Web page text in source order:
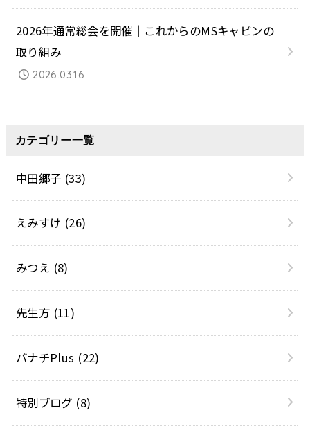
2026年通常総会を開催｜これからのMSキャビンの
取り組み
2026.03.16
カテゴリー一覧
中田郷子 (33)
えみすけ (26)
みつえ (8)
先生方 (11)
バナチPlus (22)
特別ブログ (8)